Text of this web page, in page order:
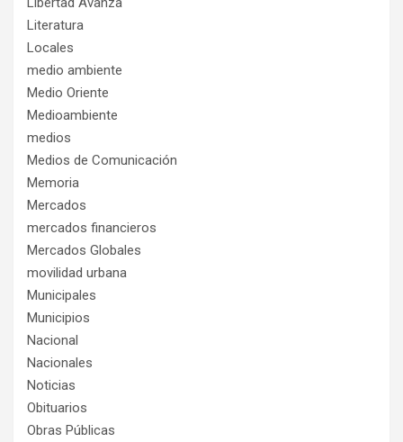
Literatura
Locales
medio ambiente
Medio Oriente
Medioambiente
medios
Medios de Comunicación
Memoria
Mercados
mercados financieros
Mercados Globales
movilidad urbana
Municipales
Municipios
Nacional
Nacionales
Noticias
Obituarios
Obras Públicas